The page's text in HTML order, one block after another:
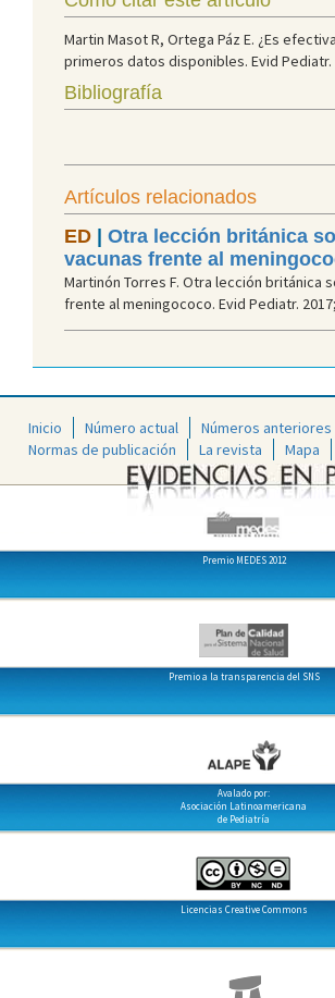
Martin Masot R, Ortega Páz E. ¿Es
primeros datos disponibles. Evid Pediatr.
Bibliografía
Artículos relacionados
ED | Otra lección británica
vacunas frente al
Martinón Torres F. Otra lección británica
frente al meningococo. Evid Pediatr.
Inicio Número actual
Números anteriores
Normas de publicación
La revista Mapa
Premio MEDES 2012
Premio a la transparencia del SNS
Avalado por:
Asociación Latinoamericana
de Pediatría
Licencias Creative Commons